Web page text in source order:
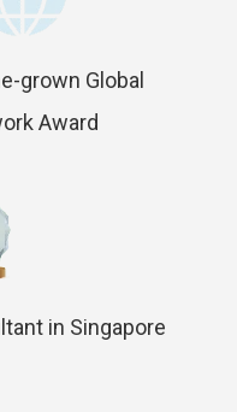
grown Global
Award
in Singapore